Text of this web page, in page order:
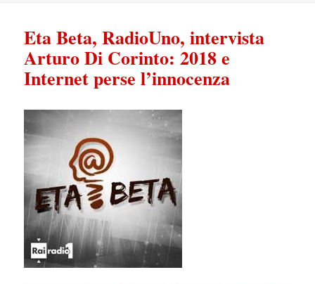
Eta Beta, RadioUno, intervista
Arturo Di Corinto: 2018 e
Internet perse l’innocenza